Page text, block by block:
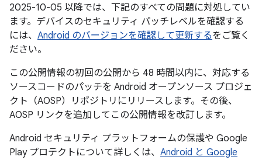
2025-10-05 以降では、下記のすべての問題に対処してい
ます。デバイスのセキュリティ パッチレベルを確認する
には、 Android のバージョンを確認して更新するをご覧く
ださい。
この公開情報の初回の公開から 48 時間以内に、対応する
ソースコードのパッチを Android オープンソース プロジェ
クト（AOSP）リポジトリにリリースします。その後、
AOSP リンクを追加してこの公開情報を改訂します。
Android セキュリティ プラットフォームの保護や Google
Play プロテクトについて詳しくは、 Android と Google